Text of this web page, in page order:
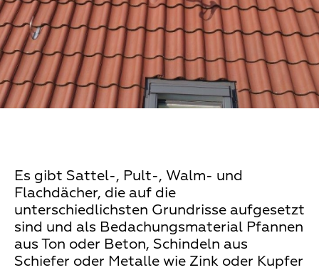
Es gibt Sattel-, Pult-, Walm- und
Flachdächer, die auf die
unterschiedlichsten Grundrisse aufgesetzt
sind und als Bedachungsmaterial Pfannen
aus Ton oder Beton, Schindeln aus
Schiefer oder Metalle wie Zink oder Kupfer